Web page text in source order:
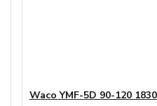
Waco YMF-5D 90-120